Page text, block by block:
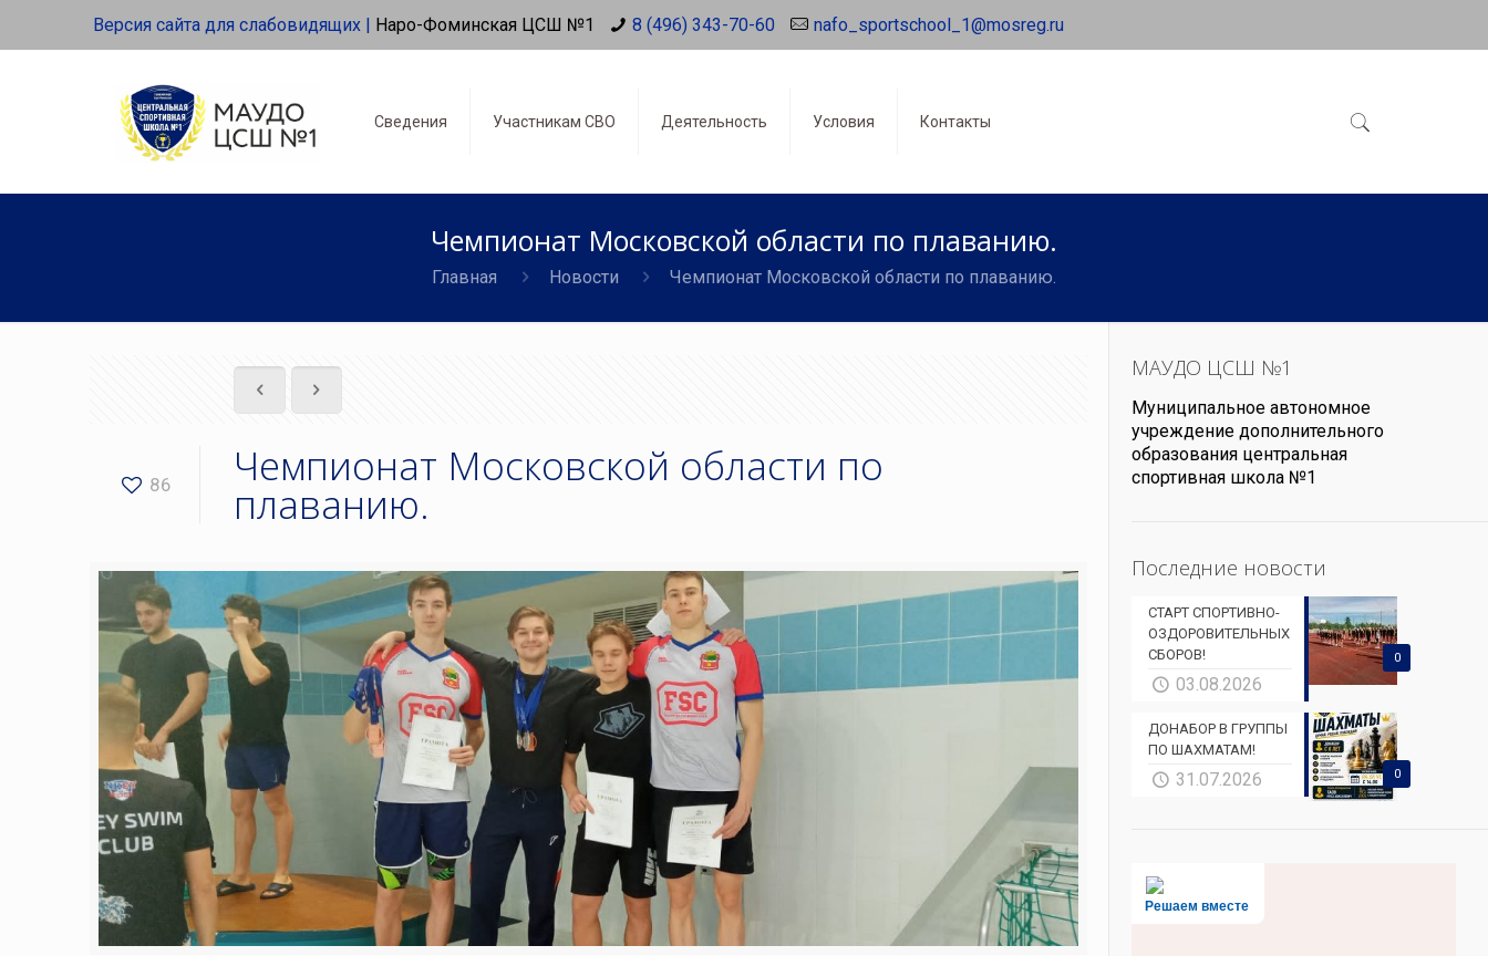
Версия сайта для слабовидящих | Наро-Фоминская ЦСШ №1 8 (496) 343-70-60 nafo_sportschool_1@mosreg.ru
Сведения Участникам СВО Деятельность Условия Контакты
Чемпионат Московской области по плаванию.
Главная Новости Чемпионат Московской области по плаванию.
86 Чемпионат Московской области по
плаванию.
МАУДО ЦСШ №1
Муниципальное автономное
учреждение дополнительного
образования центральная
спортивная школа №1
Последние новости
0
СТАРТ СПОРТИВНО-
ОЗДОРОВИТЕЛЬНЫХ
СБОРОВ!
03.08.2026
0
ДОНАБОР В ГРУППЫ
ПО ШАХМАТАМ!
31.07.2026
Решаем вместе